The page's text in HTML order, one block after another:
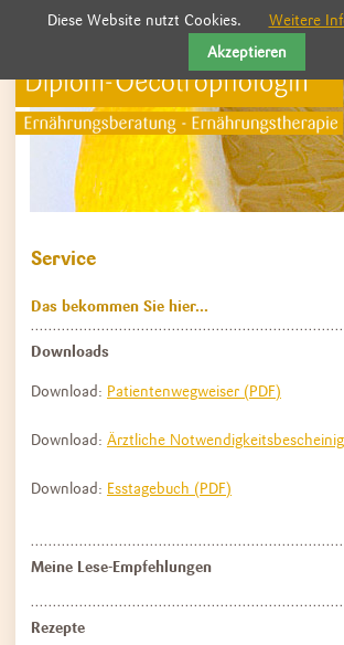
Service
Das bekommen Sie hier...
Downloads
Download: Patientenwegweiser (PDF)
Download: Ärztliche
Download: Esstagebuch (PDF)
Meine Lese-Empfehlungen
Rezepte
Diese Website nutzt Cookies.
Weitere
Akzeptieren